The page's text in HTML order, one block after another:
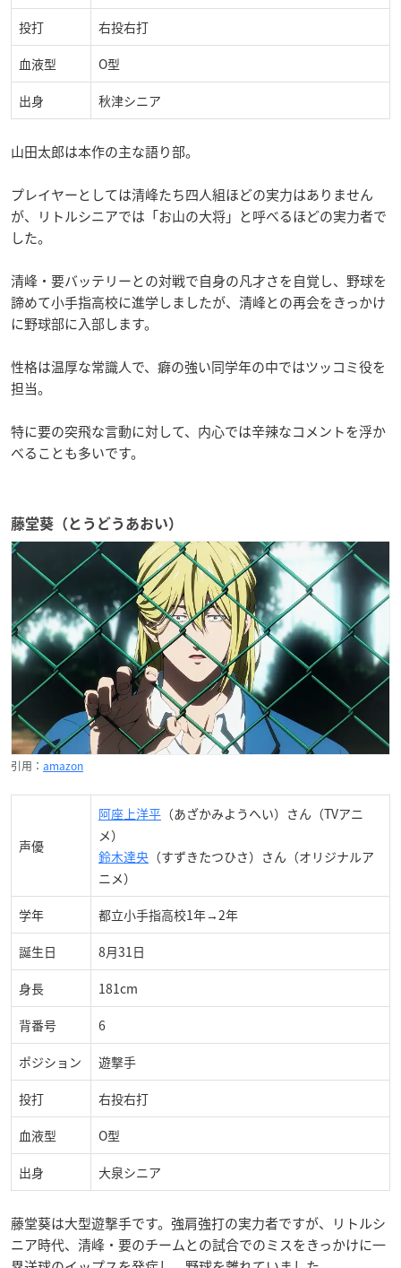
投打 右投右打
血液型 O型
出身 秋津シニア
山田太郎は本作の主な語り部。
プレイヤーとしては清峰たち四人組ほどの実力はありません
が、リトルシニアでは「お山の大将」と呼べるほどの実力者で
した。
清峰・要バッテリーとの対戦で自身の凡才さを自覚し、野球を
諦めて小手指高校に進学しましたが、清峰との再会をきっかけ
に野球部に入部します。
性格は温厚な常識人で、癖の強い同学年の中ではツッコミ役を
担当。
特に要の突飛な言動に対して、内心では辛辣なコメントを浮か
べることも多いです。
藤堂葵（とうどうあおい）
引用： amazon
声優
阿座上洋平 （あざかみようへい）さん（TVアニ
メ）
鈴木達央 （すずきたつひさ）さん（オリジナルア
ニメ）
学年 都立小手指高校1年→2年
誕生日 8月31日
身長 181cm
背番号 6
ポジション 遊撃手
投打 右投右打
血液型 O型
出身 大泉シニア
藤堂葵は大型遊撃手です。強肩強打の実力者ですが、リトルシ
ニア時代、清峰・要のチームとの試合でのミスをきっかけに一